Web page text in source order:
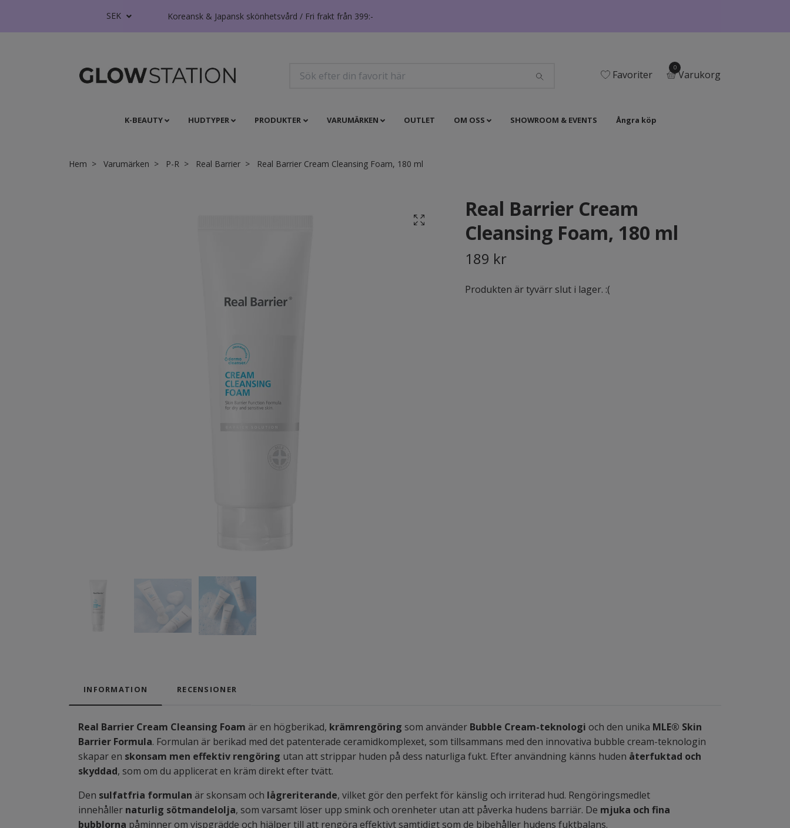
SEK Koreansk & Japansk skönhetsvård / Fri frakt från 399:-
Favoriter
0
Varukorg
K-BEAUTY HUDTYPER PRODUKTER VARUMÄRKEN OUTLET OM OSS SHOWROOM & EVENTS Ångra köp
Hem Varumärken P-R Real Barrier Real Barrier Cream Cleansing Foam, 180 ml
Real Barrier Cream
Cleansing Foam, 180 ml
189 kr
Produkten är tyvärr slut i lager. :(
INFORMATION RECENSIONER
Real Barrier Cream Cleansing Foam är en högberikad, krämrengöring som använder Bubble Cream-teknologi och den unika MLE® Skin
Barrier Formula. Formulan är berikad med det patenterade ceramidkomplexet, som tillsammans med den innovativa bubble cream-teknologin
skapar en skonsam men effektiv rengöring utan att strippar huden på dess naturliga fukt. Efter användning känns huden återfuktad och
skyddad, som om du applicerat en kräm direkt efter tvätt.
Den sulfatfria formulan är skonsam och lågreriterande, vilket gör den perfekt för känslig och irriterad hud. Rengöringsmedlet
innehåller naturlig sötmandelolja, som varsamt löser upp smink och orenheter utan att påverka hudens barriär. De mjuka och fina
bubblorna påminner om vispgrädde och hjälper till att rengöra effektivt samtidigt som de bibehåller hudens fuktbalans.